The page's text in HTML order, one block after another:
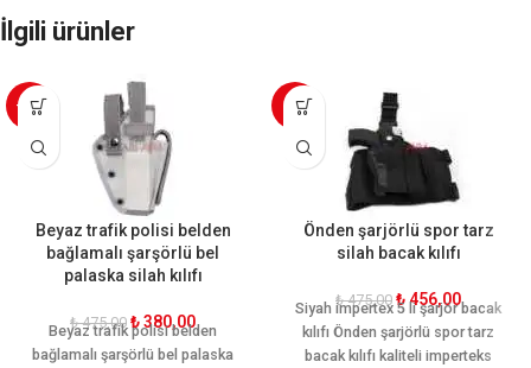
İlgili ürünler
-20%
Beyaz trafik polisi belden
bağlamalı şarşörlü bel
palaska silah kılıfı
₺475,00 ₺380,00
Beyaz trafik polisi belden
bağlamalı şarşörlü bel palaska
-4%
Önden şarjörlü spor tarz
silah bacak kılıfı
₺475,00 ₺456,00
Siyah impertex 5 li şarjör bacak
kılıfı Önden şarjörlü spor tarz
bacak kılıfı kaliteli imperteks